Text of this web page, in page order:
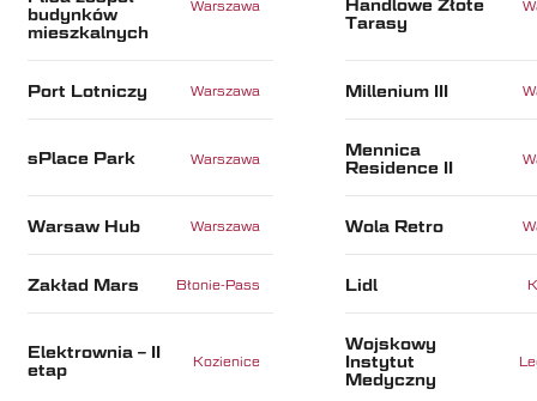
budynków
mieszkalnych
Warszawa
Handlowe Złote
Tarasy
Port Lotniczy Warszawa Millenium III
sPlace Park Warszawa
Mennica
Residence II
Warsaw Hub Warszawa Wola Retro
Zakład Mars Błonie-Pass Lidl
Elektrownia – II
etap
Kozienice
Wojskowy
Instytut
Medyczny